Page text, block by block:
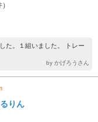
た。１組いました。 トレー
by かげろうさん
りん